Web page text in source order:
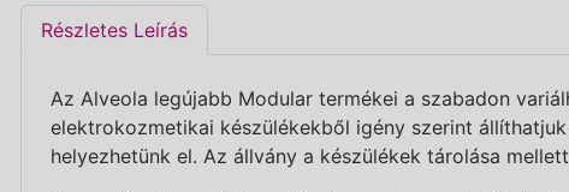
Részletes Leírás
Az Alveola legújabb Modular termékei a szabadon
elektrokozmetikai készülékekből igény szerint
helyezhetünk el. Az állvány a készülékek tárolása